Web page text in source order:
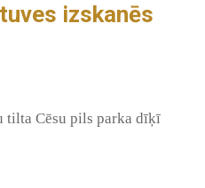
izskanēs
tilta Cēsu pils parka dīķī